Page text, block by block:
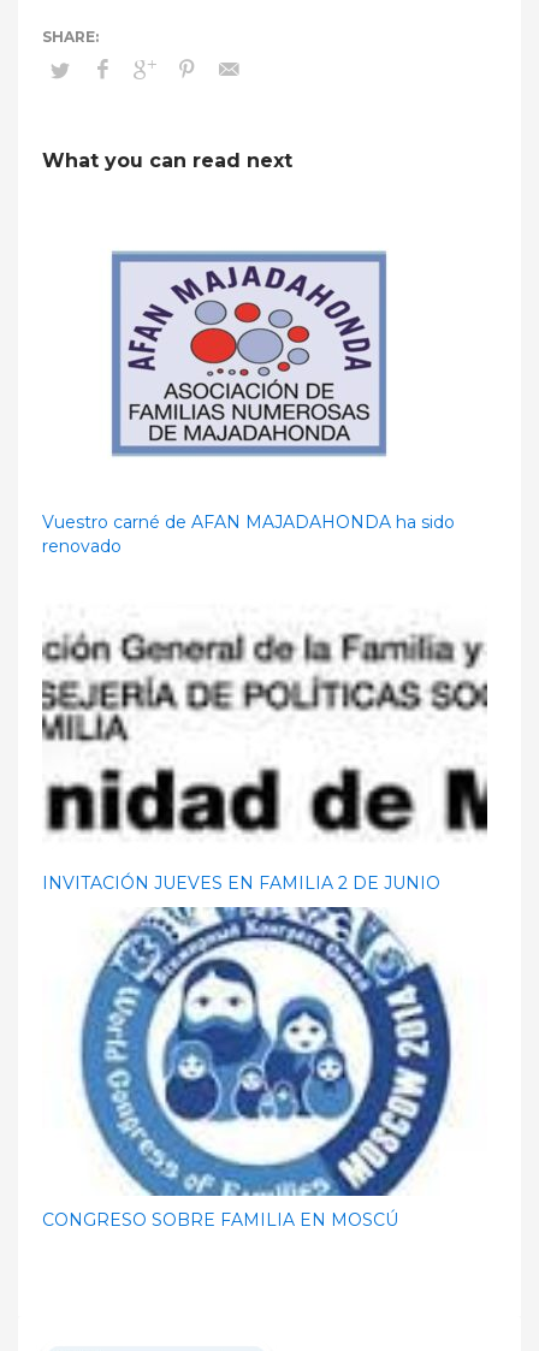
What you can read next
Vuestro carné de AFAN MAJADAHONDA ha sido
renovado
INVITACIÓN JUEVES EN FAMILIA 2 DE JUNIO
CONGRESO SOBRE FAMILIA EN MOSCÚ